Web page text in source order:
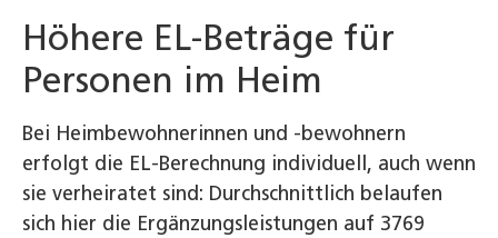
Höhere EL-Beträge für
Personen im Heim
Bei Heimbewohnerinnen und -bewohnern
erfolgt die EL-Berechnung individuell, auch wenn
sie verheiratet sind: Durchschnittlich belaufen
sich hier die Ergänzungsleistungen auf 3769